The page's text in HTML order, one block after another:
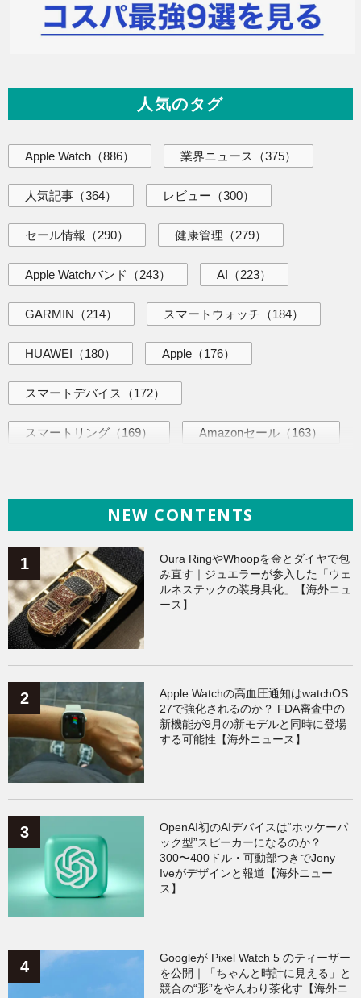
人気のタグ
Apple Watch （886） 業界ニュース （375）
人気記事 （364） レビュー （300）
セール情報 （290） 健康管理 （279）
Apple Watchバンド （243） AI （223）
GARMIN （214） スマートウォッチ （184）
HUAWEI （180） Apple （176）
スマートデバイス （172）
スマートリング （169） Amazonセール （163）
ヘルスケア（140）
Galaxy（136）
ワークアウト（131）
AppleWatchアクセサリー
Xiaomi（119）
NEW CONTENTS
Oura RingやWhoopを金とダイヤで包
み直す｜ジュエラーが参入した「ウェ
ルネステックの装身具化」【海外ニュ
ース】
Apple Watchの高血圧通知はwatchOS
27で強化されるのか？ FDA審査中の
新機能が9月の新モデルと同時に登場
する可能性【海外ニュース】
OpenAI初のAIデバイスは“ホッケーパ
ック型”スピーカーになるのか？
300〜400ドル・可動部つきでJony
Iveがデザインと報道【海外ニュー
ス】
Googleが Pixel Watch 5 のティーザー
を公開｜「ちゃんと時計に見える」と
競合の“形”をやんわり茶化す【海外ニ